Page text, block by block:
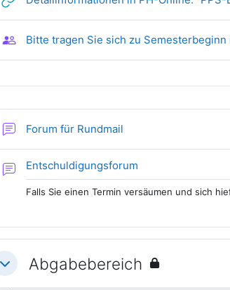
Bitte tragen Sie sich zu
Forum für Rundmail
Entschuldigungsforum
Falls Sie einen Termin versäumen und sich
EinklappenAbgabebereich